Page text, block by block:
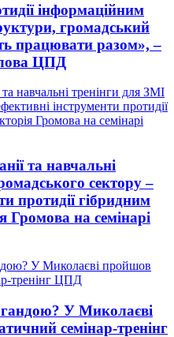
інформаційним
громадський
працювати разом», –
ЦПД
та навчальні
сектору –
протидії гібридним
Громова на семінарі
У Миколаєві
семінар-тренінг